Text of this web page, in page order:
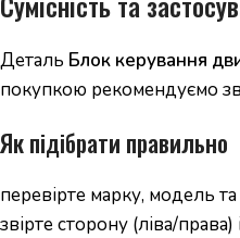
Деталь Блок керування
покупкою рекомендуємо
Як підібрати правильно
перевірте марку, модель
звірте сторону (ліва/